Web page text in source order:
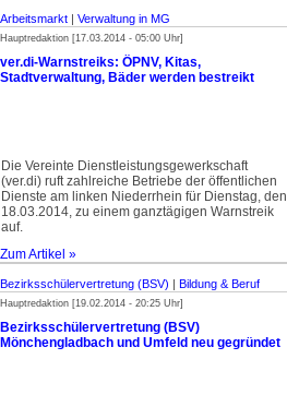
Arbeitsmarkt | Verwaltung in MG
Hauptredaktion [17.03.2014 - 05:00 Uhr]
ver.di-Warnstreiks: ÖPNV, Kitas,
Stadtverwaltung, Bäder werden bestreikt
Die Vereinte Dienstleistungsgewerkschaft
(ver.di) ruft zahlreiche Betriebe der öffent­lichen
Dienste am linken Nieder­rhein für Dienstag, den
18.03.2014, zu einem ganztägigen Warnstreik
auf.
Zum Artikel »
Bezirksschülervertretung (BSV) | Bildung & Beruf
Hauptredaktion [19.02.2014 - 20:25 Uhr]
Bezirksschülervertretung (BSV)
Mönchengladbach und Umfeld neu gegründet